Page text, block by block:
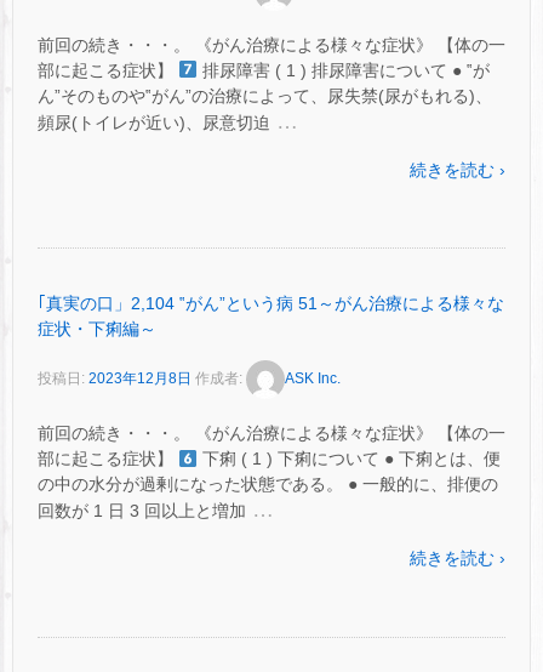
前回の続き・・・。 《がん治療による様々な症状》 【体の一
部に起こる症状】
排尿障害 ( 1 ) 排尿障害について ● ‟が
ん”そのものや‟がん”の治療によって、尿失禁(尿がもれる)、
頻尿(トイレが近い)、尿意切迫 …
続きを読む ›
｢真実の口」2,104 ‟がん”という病 51～がん治療による様々な
症状・下痢編～
投稿日: 2023年12月8日 作成者: ASK Inc.
前回の続き・・・。 《がん治療による様々な症状》 【体の一
部に起こる症状】
下痢 ( 1 ) 下痢について ● 下痢とは、便
の中の水分が過剰になった状態である。 ● 一般的に、排便の
回数が 1 日 3 回以上と増加 …
続きを読む ›